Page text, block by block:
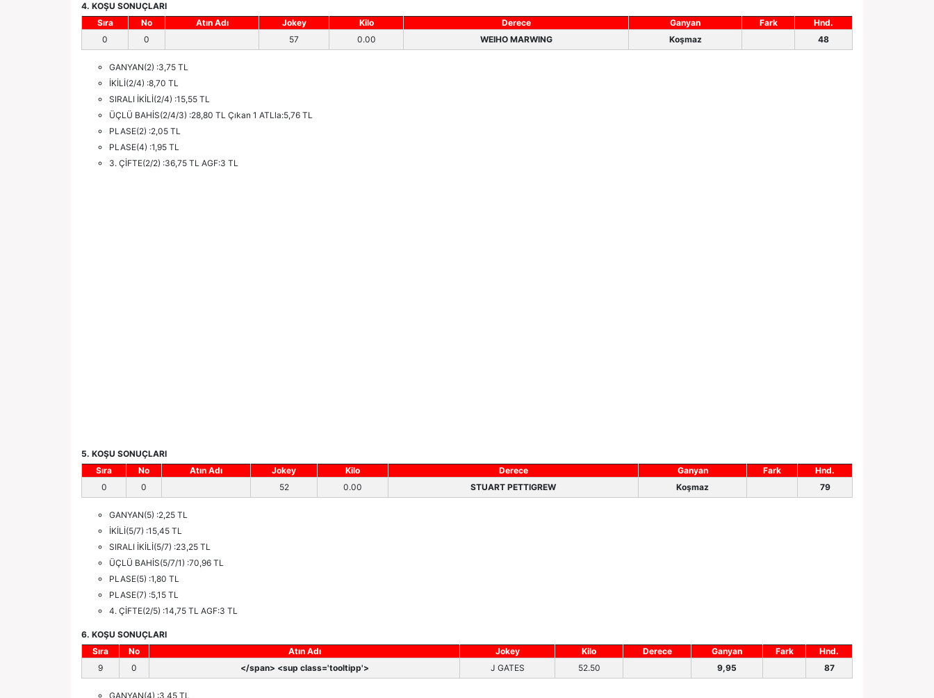
4. KOŞU SONUÇLARI
Sıra
No Atın Adı Jokey Kilo Derece Ganyan Fark
Hnd.
0
0 57 0.00 WEIHO MARWING Koşmaz 48
GANYAN(2) :3,75 TL
İKİLİ(2/4) :8,70 TL
SIRALI İKİLİ(2/4) :15,55 TL
ÜÇLÜ BAHİS(2/4/3) :28,80 TL Çıkan 1 ATLla:5,76 TL
PLASE(2) :2,05 TL
PLASE(4) :1,95 TL
3. ÇİFTE(2/2) :36,75 TL AGF:3 TL
5. KOŞU SONUÇLARI
Sıra
No Atın Adı Jokey Kilo Derece Ganyan Fark
Hnd.
0
0 52 0.00 STUART PETTIGREW Koşmaz 79
GANYAN(5) :2,25 TL
İKİLİ(5/7) :15,45 TL
SIRALI İKİLİ(5/7) :23,25 TL
ÜÇLÜ BAHİS(5/7/1) :70,96 TL
PLASE(5) :1,80 TL
PLASE(7) :5,15 TL
4. ÇİFTE(2/5) :14,75 TL AGF:3 TL
6. KOŞU SONUÇLARI
Sıra
No Atın Adı Jokey Kilo Derece Ganyan Fark
Hnd.
9
0 </span> <sup class='tooltipp'> J GATES 52.50 9,95 87
GANYAN(4) :3,45 TL